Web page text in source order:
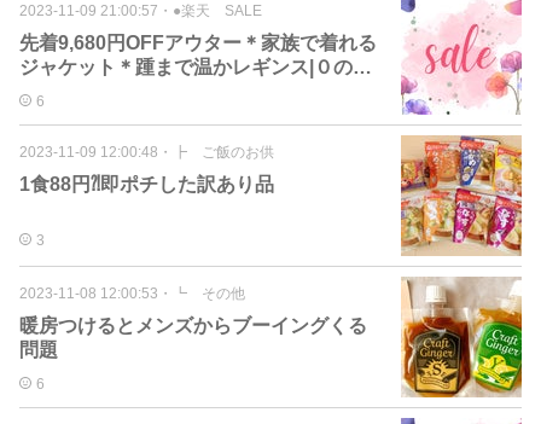
2023-11-09 21:00:57 ・ ●楽天 SALE
先着9,680円OFFアウター＊家族で着れる
ジャケット＊踵まで温かレギンス|０のつ
く日
6
2023-11-09 12:00:48 ・ ┣ ご飯のお供
1食88円⁈即ポチした訳あり品
3
2023-11-08 12:00:53 ・ ┗ その他
暖房つけるとメンズからブーイングくる
問題
6